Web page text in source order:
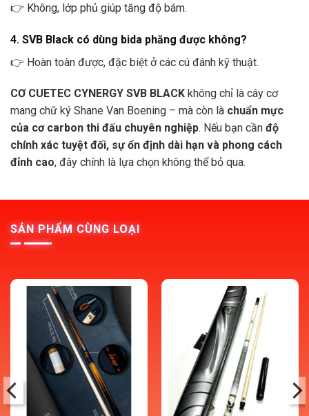
👉 Không, lớp phủ giúp tăng độ bám.
4. SVB Black có dùng bida phăng được không?
👉 Hoàn toàn được, đặc biệt ở các cú đánh kỹ thuật.
CƠ CUETEC CYNERGY SVB BLACK không chỉ là cây cơ
mang chữ ký Shane Van Boening – mà còn là chuẩn mực
của cơ carbon thi đấu chuyên nghiệp. Nếu bạn cần độ
chính xác tuyệt đối, sự ổn định dài hạn và phong cách
đỉnh cao, đây chính là lựa chọn không thể bỏ qua.
SẢN PHẨM CÙNG LOẠI